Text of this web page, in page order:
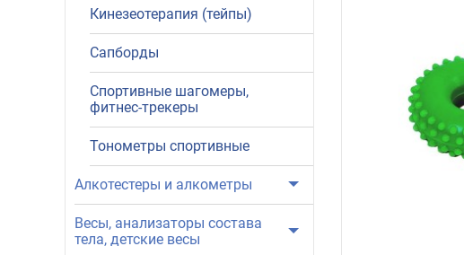
Кинезеотерапия (тейпы)
Сапборды
Спортивные шагомеры,
фитнес-трекеры
Тонометры спортивные
Алкотестеры и алкометры
Весы, анализаторы состава
тела, детские весы